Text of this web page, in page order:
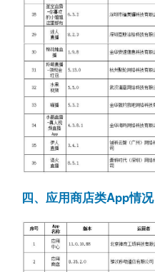
四、应用商店类App情况